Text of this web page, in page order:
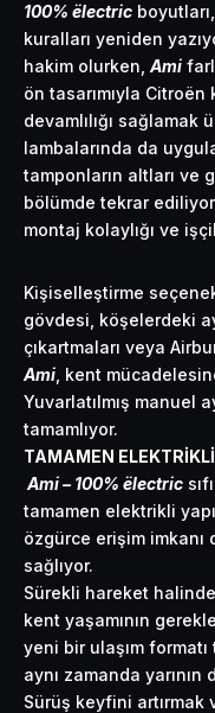
100% ëlectric
kuralları yeniden
hakim olurken, Ami
ön tasarımıyla
devamlılığı
lambalarında da
tamponların altları ve
bölümde tekrar
montaj kolaylığı ve
Kişiselleştirme
gövdesi, köşelerdeki
çıkartmaları veya
Ami , kent
Yuvarlatılmış manuel
tamamlıyor.
TAMAMEN
Ami – 100% ëlectric
tamamen elektrikli
özgürce erişim imkanı
sağlıyor.
Sürekli hareket
kent yaşamının
yeni bir ulaşım
aynı zamanda
Sürüş keyfini artırmak